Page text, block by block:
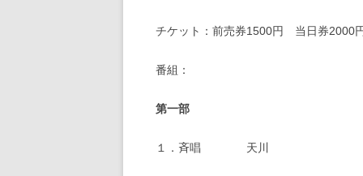
チケット：前売券1500円 当日券2000
番組：
第一部
１．斉唱 天川